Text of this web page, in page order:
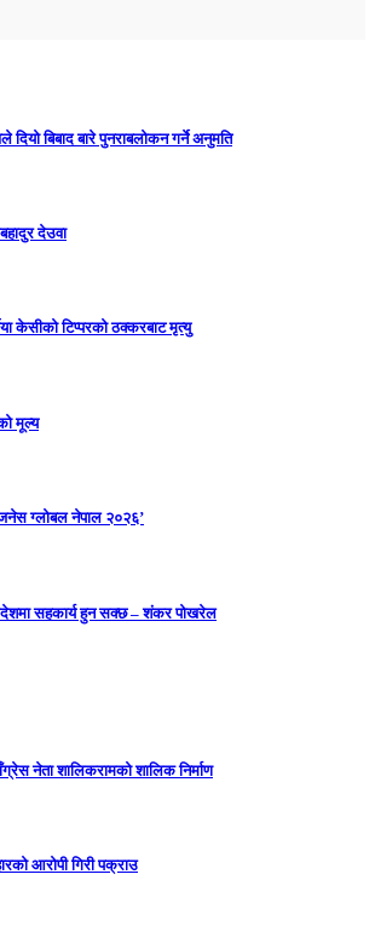
दियो बिबाद बारे पुनराबलोकन गर्ने अनुमति
देउवा
केसीको टिप्परको ठक्करबाट मृत्यु
मूल्य
ग्लोबल नेपाल २०२६’
सहकार्य हुन सक्छ – शंकर पोखरेल
नेता शालिकरामको शालिक निर्माण
आरोपी गिरी पक्राउ